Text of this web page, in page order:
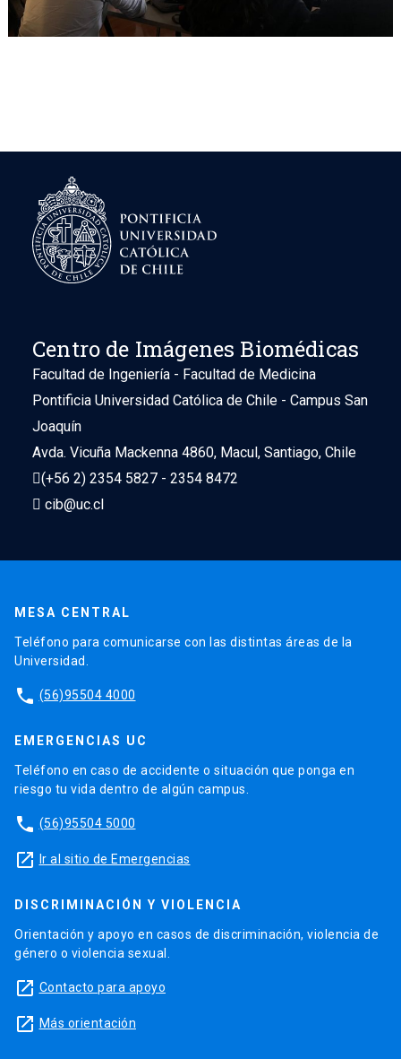
Centro de Imágenes Biomédicas
Facultad de Ingeniería - Facultad de Medicina
Pontificia Universidad Católica de Chile - Campus San
Joaquín
Avda. Vicuña Mackenna 4860, Macul, Santiago, Chile
(+56 2) 2354 5827 - 2354 8472
cib@uc.cl
MESA CENTRAL
Teléfono para comunicarse con las distintas áreas de la
Universidad.
phone (56)95504 4000
EMERGENCIAS UC
Teléfono en caso de accidente o situación que ponga en
riesgo tu vida dentro de algún campus.
phone (56)95504 5000
launch Ir al sitio de Emergencias
DISCRIMINACIÓN Y VIOLENCIA
Orientación y apoyo en casos de discriminación, violencia de
género o violencia sexual.
launch Contacto para apoyo
launch Más orientación